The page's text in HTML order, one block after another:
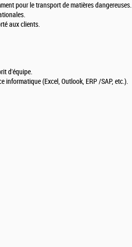
pour le transport de matières dangereuses.
aux clients.
d'équipe.
(Excel, Outlook, ERP /SAP, etc.).